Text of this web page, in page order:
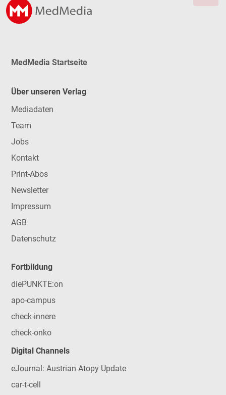
MedMedia Startseite
Über unseren Verlag
Mediadaten
Team
Jobs
Kontakt
Print-Abos
Newsletter
Impressum
AGB
Datenschutz
Fortbildung
diePUNKTE:on
apo-campus
check-innere
check-onko
Digital Channels
eJournal: Austrian Atopy Update
car-t-cell